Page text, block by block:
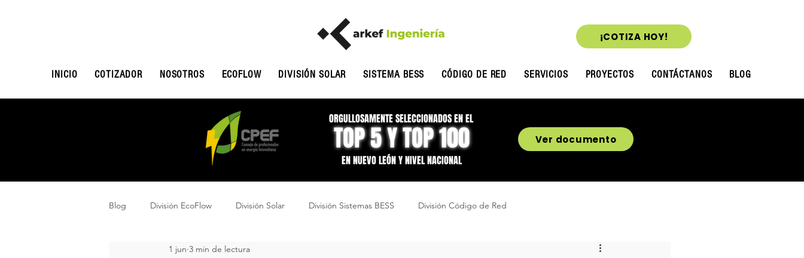
¡COTIZA HOY!
INICIO COTIZADOR NOSOTROS ECOFLOW DIVISIÓN SOLAR SISTEMA BESS CÓDIGO DE RED SERVICIOS PROYECTOS CONTÁCTANOS BLOG
EN NUEVO LEÓN Y NIVEL NACIONAL
TOP 5 Y TOP 100
ORGULLOSAMENTE SELECCIONADOS EN EL
Ver documento
Blog División EcoFlow División Solar División Sistemas BESS División Código de Red
1 jun 3 min de lectura